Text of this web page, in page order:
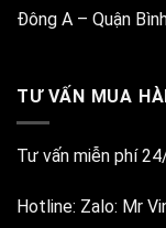
Đông A – Quận
TƯ VẤN MUA
Tư vấn miễn phí
Hotline: Zalo: Mr